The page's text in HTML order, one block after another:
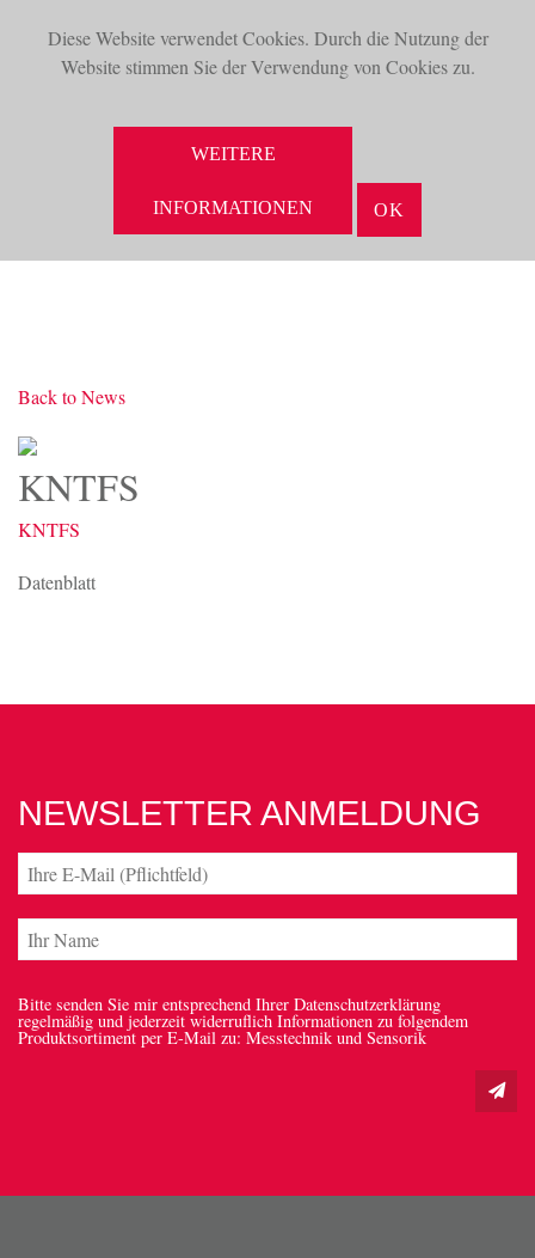
Diese Website verwendet Cookies. Durch die Nutzung der
Website stimmen Sie der Verwendung von Cookies zu.
WEITERE
INFORMATIONEN OK
Back to News
KNTFS
KNTFS
Datenblatt
NEWSLETTER ANMELDUNG
Bitte senden Sie mir entsprechend Ihrer Datenschutzerklärung
regelmäßig und jederzeit widerruflich Informationen zu folgendem
Produktsortiment per E-Mail zu: Messtechnik und Sensorik